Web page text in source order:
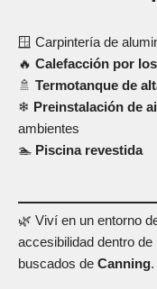
🪟 Carpintería de
🔥 Calefacción por
🚿 Termotanque de
❄ Preinstalación de
ambientes
🏊 Piscina revestida
🌿 Viví en un entorno
accesibilidad dentro de
buscados de Canning.